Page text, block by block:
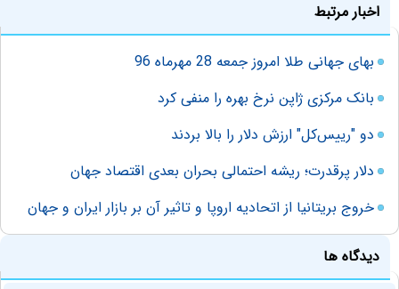
اخبار مرتبط
بهای جهانی طلا امروز جمعه 28 مهرماه 96
بانک مرکزی ژاپن نرخ بهره را منفی کرد
دو "رییس‌کل" ارزش دلار را بالا بردند
دلار پرقدرت؛ ریشه احتمالی بحران بعدی اقتصاد جهان
خروج بریتانیا از اتحادیه اروپا و تاثیر آن بر بازار ایران و جهان
دیدگاه ها